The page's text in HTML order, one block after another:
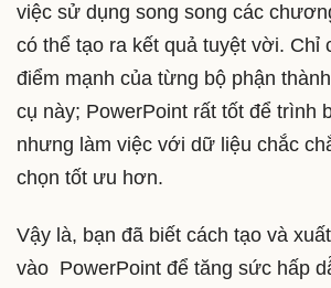
việc sử dụng song song các
có thể tạo ra kết quả tuyệt vời. Chỉ
điểm mạnh của từng bộ phận
cụ này; PowerPoint rất tốt để trình
nhưng làm việc với dữ liệu chắc
chọn tốt ưu hơn.
Vậy là, bạn đã biết cách tạo và
vào PowerPoint để tăng sức hấp